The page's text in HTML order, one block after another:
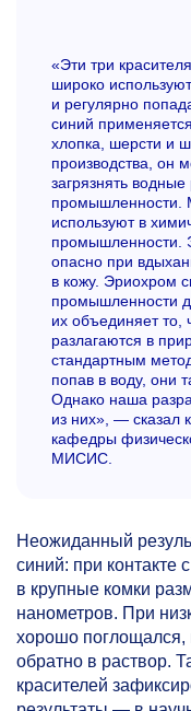
«Эти три
широко
и регулярно
синий
хлопка, шерсти и
производства, он
загрязнять
промышленности.
используют в
промышленности.
опасно при
в кожу. Эриохром
промышленности
их объединяет то,
разлагаются в
стандартным
попав в воду, они
Однако наша
из них», — сказал
кафедры
МИСИС.
Неожиданный
синий: при контакте
в крупные комки
нанометров. При
хорошо поглощался,
обратно в раствор.
красителей